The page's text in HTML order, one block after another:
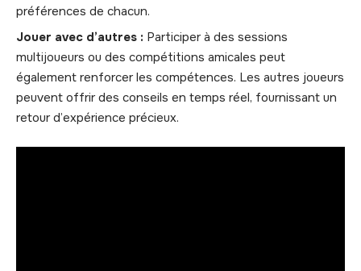
préférences de chacun.
Jouer avec d’autres : Participer à des sessions
multijoueurs ou des compétitions amicales peut
également renforcer les compétences. Les autres joueurs
peuvent offrir des conseils en temps réel, fournissant un
retour d’expérience précieux.